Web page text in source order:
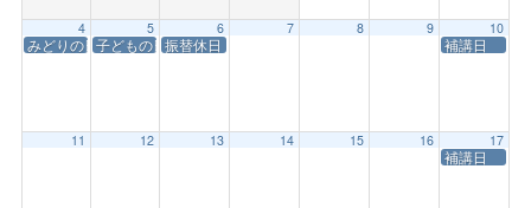
4
みどりの日・開学記念日
5
子どもの日
6
振替休日
7 8 9 10
補講日
11 12 13 14 15 16 17
補講日